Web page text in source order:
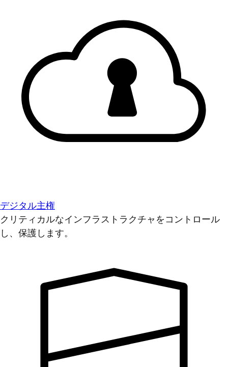
デジタル主権
クリティカルなインフラストラクチャをコントロール
し、保護します。